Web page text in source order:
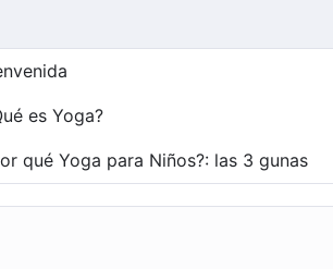
es Yoga?
qué Yoga para Niños?: las 3 gunas